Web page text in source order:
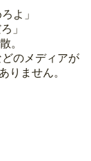
よ」
」
。
のメディアが
りません。